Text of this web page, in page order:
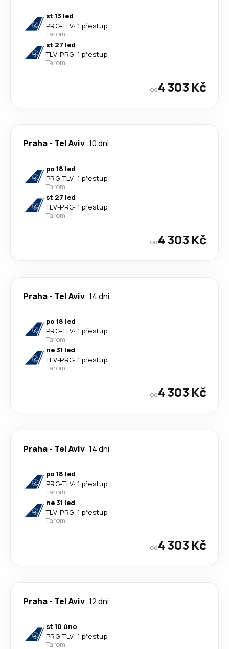
st 13 led
PRG-TLV· 1 přestup
Tarom
st 27 led
TLV-PRG· 1 přestup
Tarom
od4 303 Kč
Praha- Tel Aviv 10 dni
po 18 led
PRG-TLV· 1 přestup
Tarom
st 27 led
TLV-PRG· 1 přestup
Tarom
od4 303 Kč
Praha- Tel Aviv 14 dni
po 18 led
PRG-TLV· 1 přestup
Tarom
ne 31 led
TLV-PRG· 1 přestup
Tarom
od4 303 Kč
Praha- Tel Aviv 14 dni
po 18 led
PRG-TLV· 1 přestup
Tarom
ne 31 led
TLV-PRG· 1 přestup
Tarom
od4 303 Kč
Praha- Tel Aviv 12 dni
st 10 úno
PRG-TLV· 1 přestup
Tarom